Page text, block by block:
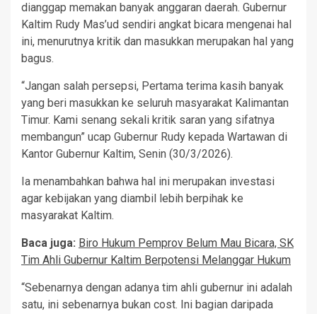
dianggap memakan banyak anggaran daerah. Gubernur
Kaltim Rudy Mas’ud sendiri angkat bicara mengenai hal
ini, menurutnya kritik dan masukkan merupakan hal yang
bagus.
“Jangan salah persepsi, Pertama terima kasih banyak
yang beri masukkan ke seluruh masyarakat Kalimantan
Timur. Kami senang sekali kritik saran yang sifatnya
membangun” ucap Gubernur Rudy kepada Wartawan di
Kantor Gubernur Kaltim, Senin (30/3/2026).
Ia menambahkan bahwa hal ini merupakan investasi
agar kebijakan yang diambil lebih berpihak ke
masyarakat Kaltim.
Baca juga: Biro Hukum Pemprov Belum Mau Bicara, SK
Tim Ahli Gubernur Kaltim Berpotensi Melanggar Hukum
“Sebenarnya dengan adanya tim ahli gubernur ini adalah
satu, ini sebenarnya bukan cost. Ini bagian daripada